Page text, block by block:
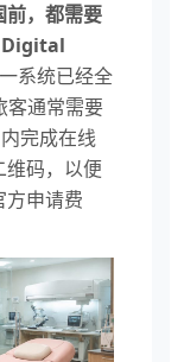
前，都需要
Digital
系统已经全
客通常需要
完成在线
维码，以便
方申请费